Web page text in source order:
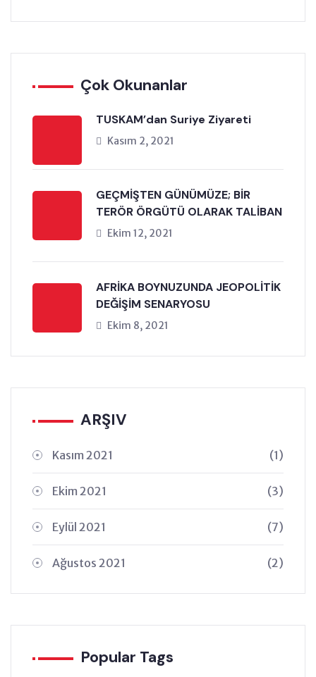
Çok Okunanlar
TUSKAM’dan Suriye Ziyareti
Kasım 2, 2021
GEÇMİŞTEN GÜNÜMÜZE; BİR
TERÖR ÖRGÜTÜ OLARAK TALİBAN
Ekim 12, 2021
AFRİKA BOYNUZUNDA JEOPOLİTİK
DEĞİŞİM SENARYOSU
Ekim 8, 2021
ARŞIV
Kasım 2021 (1)
Ekim 2021 (3)
Eylül 2021 (7)
Ağustos 2021 (2)
Popular Tags